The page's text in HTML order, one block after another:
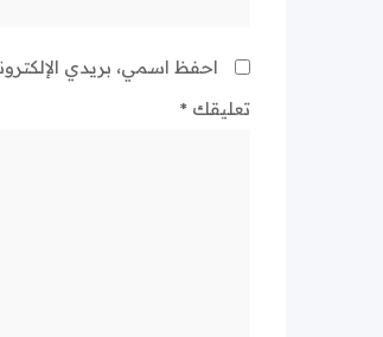
احفظ اسمي، بريدي
تعليقك *